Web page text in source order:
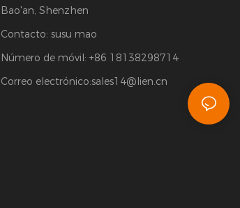
Bao'an, Shenzhen
Contacto: susu mao
Número de móvil: +86 18138298714
Correo electrónico:sales14@lien.cn